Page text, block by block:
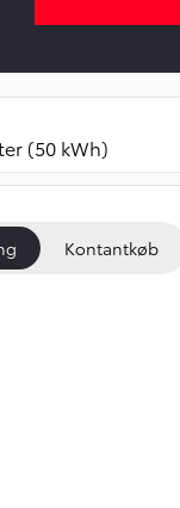
(50 kWh)
Kontantkøb